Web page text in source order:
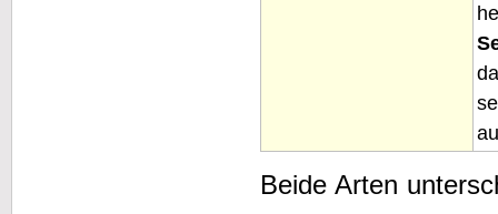
Beide Arten